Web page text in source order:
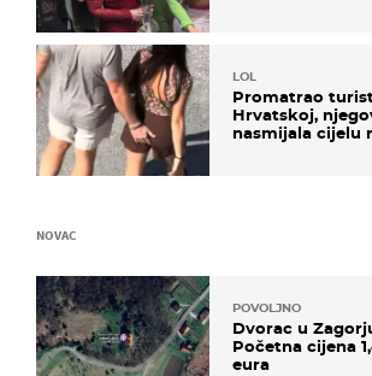
LOL
Promatrao
Hrvatskoj,
nasmijala cijelu
NOVAC
POVOLJNO
Dvorac u
Početna cijena
eura